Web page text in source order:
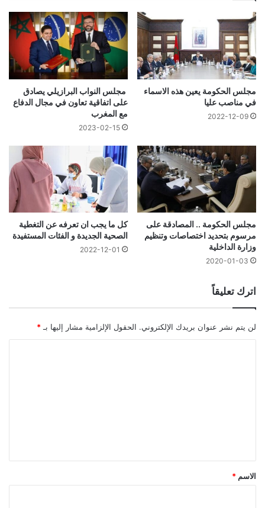
مجلس الحكومة يعين هذه الاسماء
في مناصب عليا
2022-12-09
مجلس النواب البرازيلي يصادق
على اتفاقية تعاون في مجال الدفاع
مع المغرب
2023-02-15
مجلس الحكومة .. المصادقة على
مرسوم بتحديد اختصاصات وتنظيم
وزارة الداخلية
2020-01-03
كل ما يجب ان تعرفه عن التغطية
الصحية الجديدة و الفئات المستفيدة
2022-12-01
اترك تعليقاً
لن يتم نشر عنوان بريدك الإلكتروني. الحقول الإلزامية مشار إليها بـ *
*
الاسم *